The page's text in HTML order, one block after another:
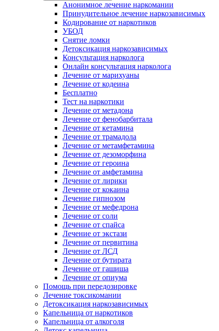
Анонимное лечение наркомании
Принудительное лечение наркозависимых
Кодирование от наркотиков
УБОД
Снятие ломки
Детоксикация наркозависимых
Консультация нарколога
Онлайн консультация нарколога
Лечение от марихуаны
Лечение от кодеина
Бесплатно
Тест на наркотики
Лечение от метадона
Лечение от фенобарбитала
Лечение от кетамина
Лечение от трамадола
Лечение от метамфетамина
Лечение от дезоморфина
Лечение от героина
Лечение от амфетамина
Лечение от лирики
Лечение от кокаина
Лечение гипнозом
Лечение от мефедрона
Лечение от соли
Лечение от спайса
Лечение от экстази
Лечение от первитина
Лечение от ЛСД
Лечение от бутирата
Лечение от гашиша
Лечение от опиума
Помощь при передозировке
Лечение токсикомании
Детоксикация наркозависимых
Капельница от наркотиков
Капельница от алкоголя